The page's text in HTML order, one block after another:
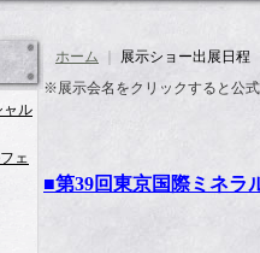
ャル
ェ
ホーム
展示ショー出展日程
※展示会名をクリックすると公式
■第39回東京国際ミネラ